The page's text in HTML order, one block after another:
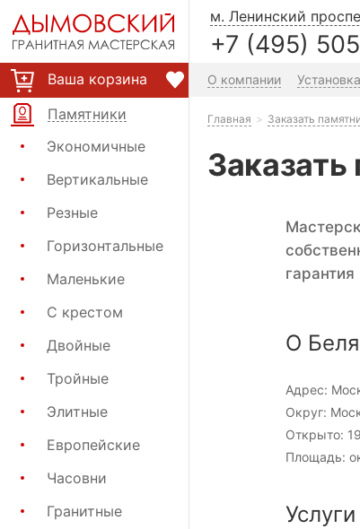
Ваша корзина
Памятники
Экономичные
Вертикальные
Резные
Горизонтальные
Маленькие
С крестом
Двойные
Тройные
Элитные
Европейские
Часовни
Гранитные
м. Ленинский
+7 (495)
О компании Установка
Главная Заказать
гарантия
О
Адрес:
Округ:
Открыто:
Площадь: